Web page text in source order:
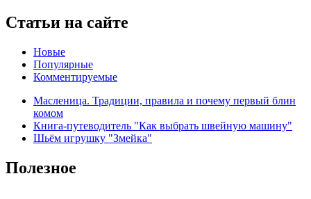
Статьи на сайте
Новые
Популярные
Комментируемые
Масленица. Традиции, правила и почему первый блин
комом
Книга-путеводитель "Как выбрать швейную машину"
Шьём игрушку "Змейка"
Полезное